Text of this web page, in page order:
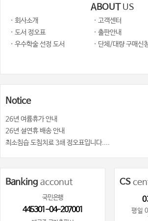
ABOUT US
· 회사소개
· 고객센터
· 도서 정오표
· 출판안내
· 우수학술 선정 도서
· 단체/대량 구매신
Notice
26년 여륨휴가 안내
26년 설연휴 배송 안내
최소침습 도침치료 3쇄 정오표입니다....
Banking acconut
국민은행
445301-04-207001
CS
평일